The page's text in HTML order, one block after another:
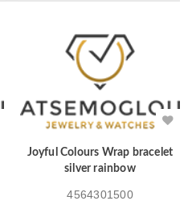
Joyful Colours Wrap bracelet
silver rainbow
4564301500